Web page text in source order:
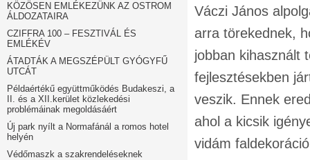
KÖZÖSEN EMLÉKEZÜNK AZ OSTROM
ÁLDOZATAIRA
CZIFFRA 100 – FESZTIVÁL ÉS
EMLÉKÉV
ÁTADTÁK A MEGSZÉPÜLT GYÓGYFŰ
UTCÁT
Példaértékű együttműködés Budakeszi, a
II. és a XII.kerület közlekedési
problémáinak megoldásáért
Új park nyílt a Normafánál a romos hotel
helyén
Védőmaszk a szakrendeléseknek
Váczi János
arra törekednek,
jobban kihasznált
fejlesztésekben
veszik. Ennek
ahol a kicsik
vidám